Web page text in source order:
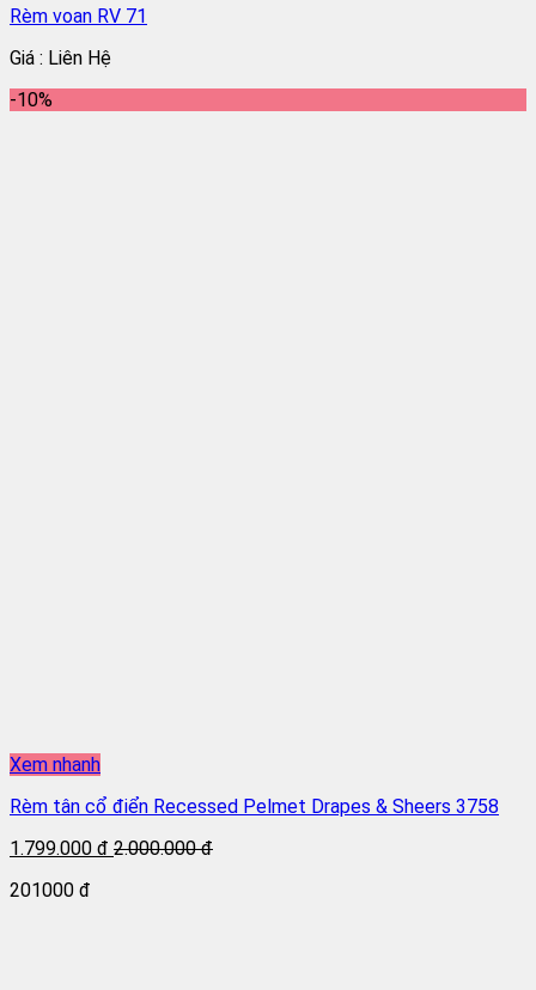
Rèm voan RV 71
Giá : Liên Hệ
-10%
Xem nhanh
Rèm tân cổ điển Recessed Pelmet Drapes & Sheers 3758
1.799.000 đ 2.000.000 đ
201000 đ